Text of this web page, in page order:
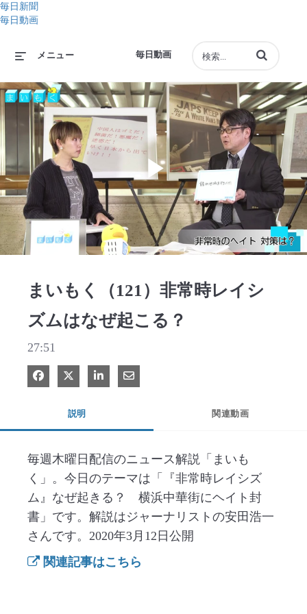
毎日新聞
毎日動画
毎日動画
メニュー 動画の検索語句
Play
まいもく（121）非常時レイシ
ズムはなぜ起こる？
27:51
Facebook で共有
Xで共有する
LinkedIn で共有
電子メールで共有
説明 関連動画
毎週木曜日配信のニュース解説「まいも
く」。今日のテーマは「『非常時レイシズ
ム』なぜ起きる？　横浜中華街にヘイト封
書」です。解説はジャーナリストの安田浩一
さんです。2020年3月12日公開
関連記事はこちら